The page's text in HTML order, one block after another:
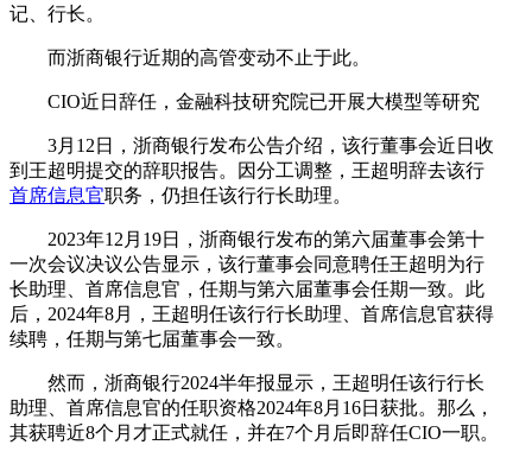
记、行长。
而浙商银行近期的高管变动不止于此。
CIO近日辞任，金融科技研究院已开展大模型等研究
3月12日，浙商银行发布公告介绍，该行董事会近日收
到王超明提交的辞职报告。因分工调整，王超明辞去该行
首席信息官职务，仍担任该行行长助理。
2023年12月19日，浙商银行发布的第六届董事会第十
一次会议决议公告显示，该行董事会同意聘任王超明为行
长助理、首席信息官，任期与第六届董事会任期一致。此
后，2024年8月，王超明任该行行长助理、首席信息官获得
续聘，任期与第七届董事会一致。
然而，浙商银行2024半年报显示，王超明任该行行长
助理、首席信息官的任职资格2024年8月16日获批。那么，
其获聘近8个月才正式就任，并在7个月后即辞任CIO一职。